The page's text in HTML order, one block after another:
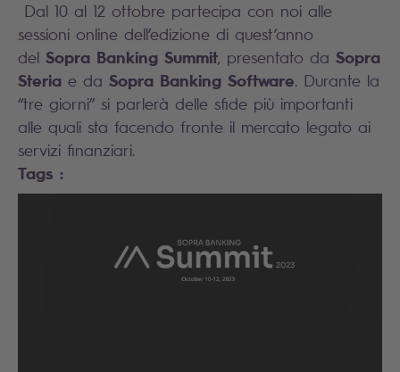
Dal 10 al 12 ottobre partecipa con noi alle
sessioni online dell’edizione di quest’anno
del Sopra Banking Summit, presentato da Sopra
Steria e da Sopra Banking Software. Durante la
“tre giorni” si parlerà delle sfide più importanti
alle quali sta facendo fronte il mercato legato ai
servizi finanziari.
Tags :